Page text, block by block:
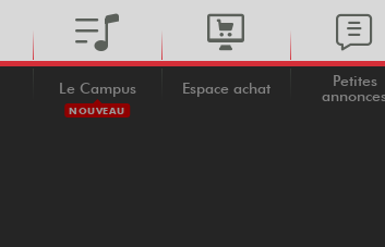
Le Campus
NOUVEAU
Espace achat
Petites